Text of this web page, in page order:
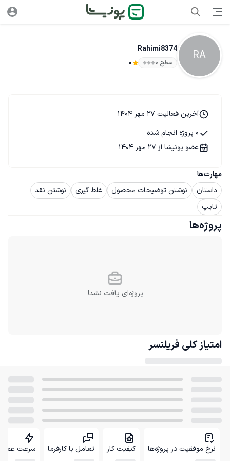
RA
Rahimi8374
سطح ۰ 0
مهارت‌ها
داستان
نوشتن توضیحات محصول غلط گیری
نوشتن نقد
تایپ
آخرین فعالیت 27 مهر 1404
0 پروژه انجام شده
عضو پونیشا از 27 مهر 1404
پروژه‌ها
پروژه‌ای یافت نشد!
امتیاز کلی فریلنسر
نرخ موفقیت در پروژه‌ها کیفیت کار تعامل با کارفرما سرعت عمل